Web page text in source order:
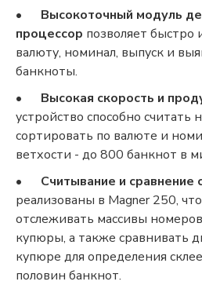
•
Высокоточный модуль
процессор позволяет быстро
валюту, номинал, выпуск и
банкноты.
•
Высокая скорость и
устройство способно считать
сортировать по валюте и
ветхости - до 800 банкнот в
•
Считывание и сравнение
реализованы в Magner 250,
отслеживать массивы
купюры, а также сравнивать
купюре для определения
половин банкнот.